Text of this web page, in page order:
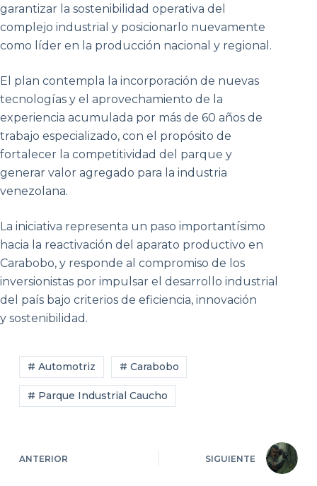
garantizar la sostenibilidad operativa del
complejo industrial y posicionarlo nuevamente
como líder en la producción nacional y regional.
El plan contempla la incorporación de nuevas
tecnologías y el aprovechamiento de la
experiencia acumulada por más de 60 años de
trabajo especializado, con el propósito de
fortalecer la competitividad del parque y
generar valor agregado para la industria
venezolana.
La iniciativa representa un paso importantísimo
hacia la reactivación del aparato productivo en
Carabobo, y responde al compromiso de los
inversionistas por impulsar el desarrollo industrial
del país bajo criterios de eficiencia, innovación
y sostenibilidad.
# Automotriz # Carabobo
# Parque Industrial Caucho
ANTERIOR SIGUIENTE